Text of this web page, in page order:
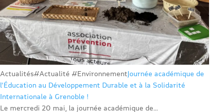
Actualités#Actualité #EnvironnementJournée académique de
l’Éducation au Développement Durable et à la Solidarité
Internationale à Grenoble !
Le mercredi 20 mai, la journée académique de...